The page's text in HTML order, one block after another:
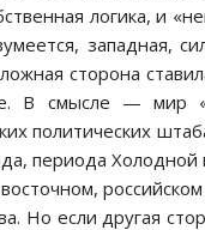
логика, и
западная,
сторона
В смысле — мир
политических
периода
Но если другая